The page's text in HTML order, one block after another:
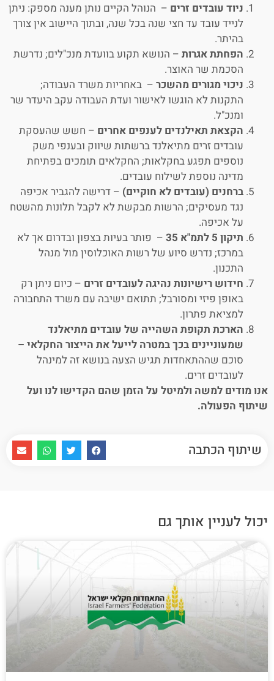
ניוד עובדים זרים – הנוהל הקיים נותן מענה מספק: ניתן
לנייד עובד עד חצי שנה בכל שנה, ובתוך היישוב אין צורך
בהיתר.
הפחתת אגרות – הנושא תקוע בוועדת מנכ"לים; נדרשת
הסכמת שר האוצר.
ניכוי מגורים מהשכר – באחריות משרד העבודה;
התקנות לא הוגשו לאישור ועדת העבודה עקב היעדר שר
ומנכ"ל.
הקצאת תאילנדים לענפים אחרים – חשש שהעסקת
עובדים זרים מתיאלנד ברשתות שיווק ובענפי משק
נוספים תפגע בחקלאות; החקלאים תומכים בפתיחת
מדינה נוספת לשילוח עובדים.
ברחנים (עובדים לא חוקיים) – דרישה להגביר אכיפה
נגד מעסיקים; הרשות מבקשת לא לקבל תלונות מהשטח
על אכיפה.
תיקון 5 לתמ"א 35
– פותר בעיות בצפון ובדרום אך לא
במרכז; נדרש סיוע של רשות האוכלוסין מול מנהל
התכנון.
חידוש רישיונות נהיגה לעובדים זרים – כיום ניתן רק
באופן פיזי ומסורבל; תתואם ישיבה עם משרד התחבורה
למציאת פתרון.
הארכת תקופת השהייה של עובדים מתיאלנד
שמעוניינים בכך במטרה לייעל את הייצור החקלאי –
סוכם שההתאחדות תגיש הצעה בנושא זה למינהל
לעובדים זרים.
אנו מודים למשה ולמיטל על הזמן שהם הקדישו לנו ועל
שיתוף הפעולה.
שיתוף הכתבה
יכול לעניין אותך גם